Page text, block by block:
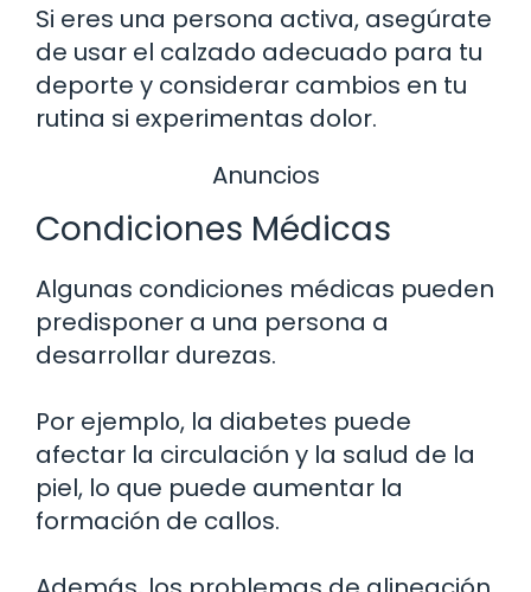
Si eres una persona activa, asegúrate
de usar el calzado adecuado para tu
deporte y considerar cambios en tu
rutina si experimentas dolor.
Anuncios
Condiciones Médicas
Algunas condiciones médicas pueden
predisponer a una persona a
desarrollar durezas.
Por ejemplo, la diabetes puede
afectar la circulación y la salud de la
piel, lo que puede aumentar la
formación de callos.